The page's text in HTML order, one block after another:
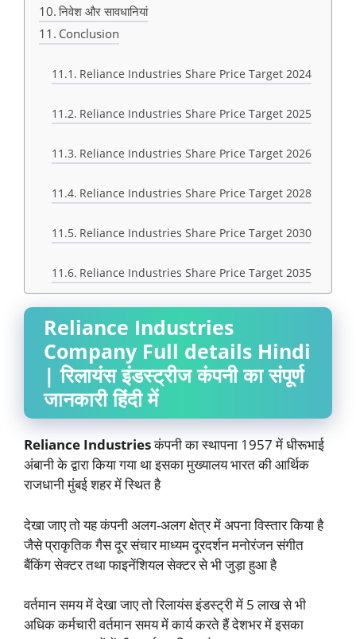
निवेश और सावधानियां
Conclusion
Reliance Industries Share Price Target 2024
Reliance Industries Share Price Target 2025
Reliance Industries Share Price Target 2026
Reliance Industries Share Price Target 2028
Reliance Industries Share Price Target 2030
Reliance Industries Share Price Target 2035
Reliance Industries
Company Full details Hindi
| रिलायंस इंडस्ट्रीज कंपनी का संपूर्ण
जानकारी हिंदी में
Reliance Industriesकंपनी का स्थापना 1957 में धीरूभाई
अंबानी के द्वारा किया गया था इसका मुख्यालय भारत की आर्थिक
राजधानी मुंबई शहर में स्थित है
देखा जाए तो यह कंपनी अलग-अलग क्षेत्र में अपना विस्तार किया है
जैसे प्राकृतिक गैस दूर संचार माध्यम दूरदर्शन मनोरंजन संगीत
बैंकिंग सेक्टर तथा फाइनेंशियल सेक्टर से भी जुड़ा हुआ है
वर्तमान समय में देखा जाए तो रिलायंस इंडस्ट्री में 5 लाख से भी
अधिक कर्मचारी वर्तमान समय में कार्य करते हैं देशभर में इसका